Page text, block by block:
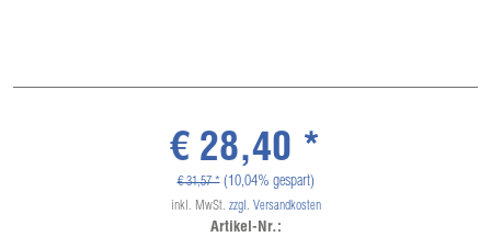
€ 28,40 *
€ 31,57 * (10,04% gespart)
inkl. MwSt. zzgl. Versandkosten
Artikel-Nr.: